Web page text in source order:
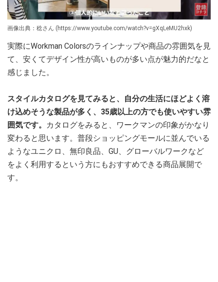
画像出典：稔さん (https://www.youtube.com/watch?v=gXqLeMU2hxk)
実際にWorkman Colorsのラインナップや商品の雰囲気を見
て、安くてデザイン性が高いものが多い点が魅力的だなと
感じました。
スタイルカタログを見てみると、自分の生活にほどよく溶
け込めそうな製品が多く、35歳以上の方でも使いやすい雰
囲気です。
カタログをみると、ワークマンの印象がかなり
変わると思います。普段ショッピングモールに並んでいる
ようなユニクロ、無印良品、GU、グローバルワークなど
をよく利用するという方にもおすすめできる商品展開で
す。